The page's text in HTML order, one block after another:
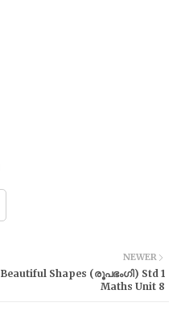
NEWER
Beautiful Shapes (രൂപഭംഗി) Std 1
Maths Unit 8